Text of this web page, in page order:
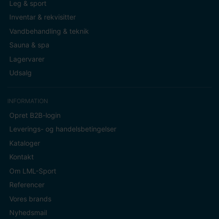
Leg & sport
Inventar & rekvisitter
Vandbehandling & teknik
Sauna & spa
Lagervarer
Udsalg
INFORMATION
Opret B2B-login
Leverings- og handelsbetingelser
Kataloger
Kontakt
Om LML-Sport
Referencer
Vores brands
Nyhedsmail